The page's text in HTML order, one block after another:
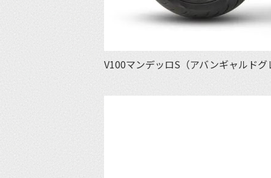
V100マンデッロS（アバンギャルドグ